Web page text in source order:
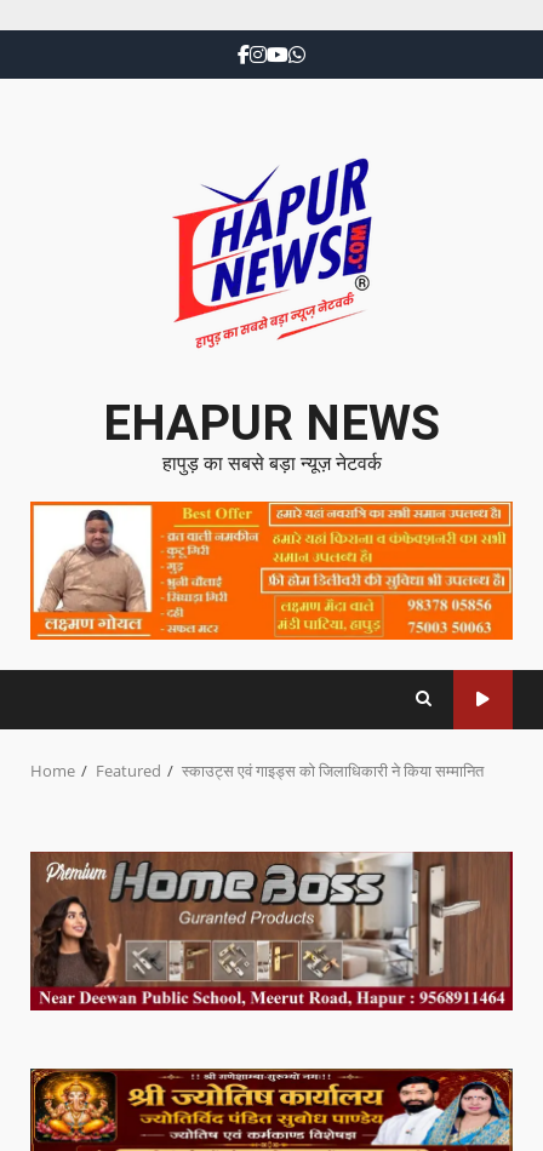
EHAPUR NEWS
हापुड़ का सबसे बड़ा न्यूज़ नेटवर्क
Home Featured स्काउट्स एवं गाइड्स को जिलाधिकारी ने किया सम्मानित